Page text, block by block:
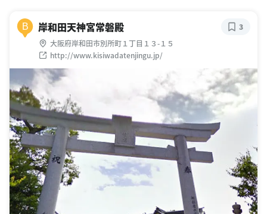
B 岸和田天神宮常磐殿
大阪府岸和田市別所町１丁目１３-１５
http://www.kisiwadatenjingu.jp/
3